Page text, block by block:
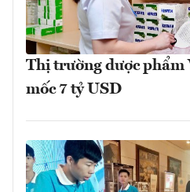
Thị trường dược phẩm
mốc 7 tỷ USD